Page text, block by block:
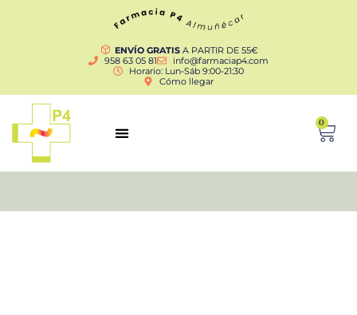
ENVÍO GRATIS A PARTIR DE 55€
958 63 05 81
info@farmaciap4.com
Horario: Lun-Sáb 9:00-21:30
Cómo llegar
0